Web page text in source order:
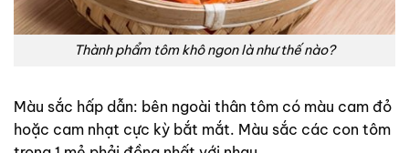
Thành phẩm tôm khô ngon là như thế nào?
Màu sắc hấp dẫn: bên ngoài thân tôm có màu cam đỏ
hoặc cam nhạt cực kỳ bắt mắt. Màu sắc các con tôm